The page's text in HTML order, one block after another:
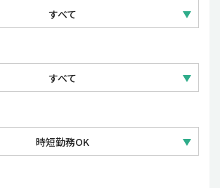
Web・クリエイティブ
コーポレート・事務
すべて
契約社員
派遣社員・紹介予定派遣
業務委託
すべて
リモートワーク（一部出社）
時短勤務OK